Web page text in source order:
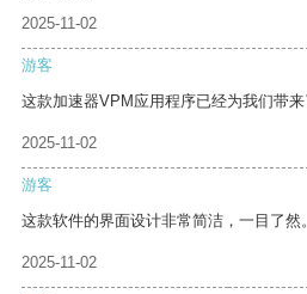
2025-11-02
游客
这款加速器VPM应用程序已经为我们带来
2025-11-02
游客
这款软件的界面设计非常简洁，一目了然。
2025-11-02